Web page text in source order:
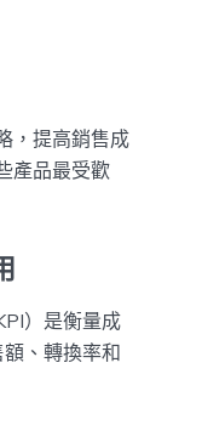
，提高銷售成
產品最受歡
）是衡量成
、轉換率和